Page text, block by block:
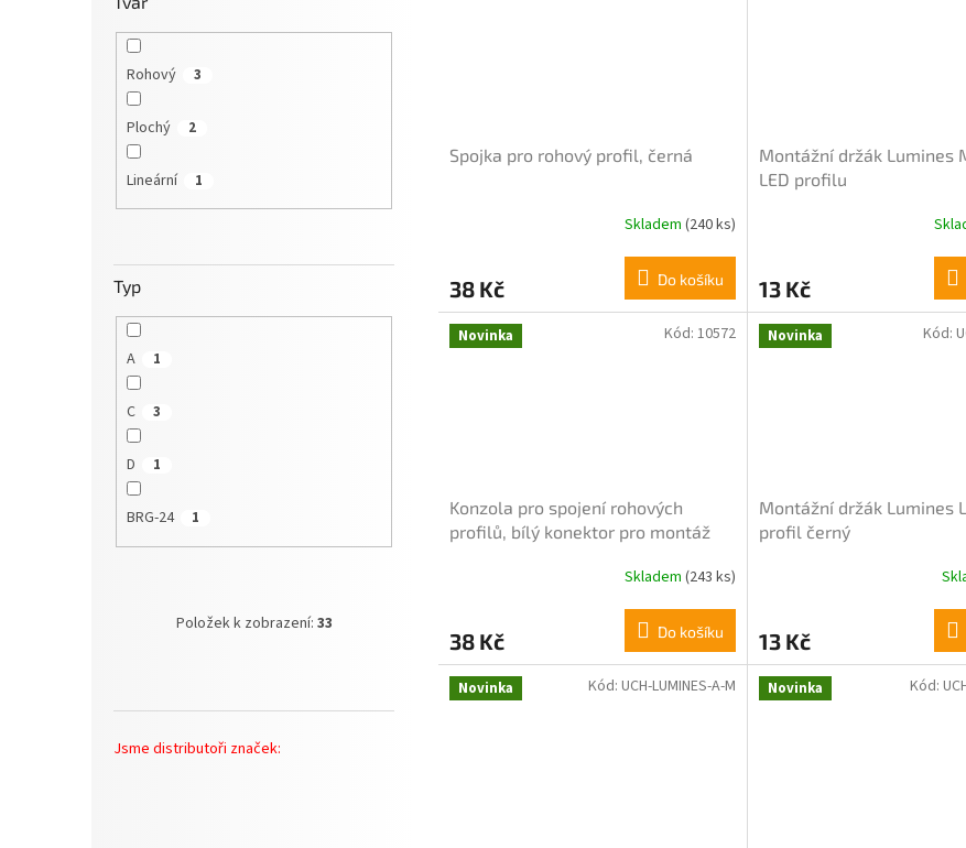
Rohový 3
Plochý 2
Lineární 1
Typ
A 1
C 3
D 1
BRG-24 1
Položek k zobrazení: 33
Jsme distributoři značek:
Spojka pro rohový profil, černá
je
5,0
5
Skladem (240 ks)
38 Kč Do košíku
Montážní držák Lumines
LED profilu
13 Kč
Novinka
Konzola pro spojení rohových
profilů, bílý konektor pro montáž
Skladem (243 ks)
38 Kč Do košíku
Kód: 10572 Novinka
Montážní držák Lumines
profil černý
13 Kč
Kód:
Novinka Kód: UCH-LUMINES-A-M Novinka Kód: